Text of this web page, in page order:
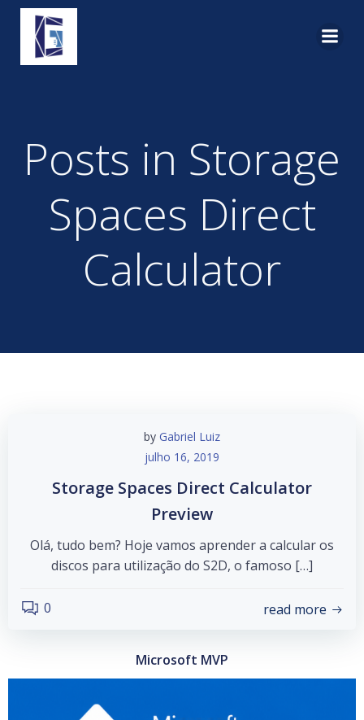
Posts in Storage
Spaces Direct
Calculator
by Gabriel Luiz
julho 16, 2019
Storage Spaces Direct Calculator
Preview
Olá, tudo bem? Hoje vamos aprender a calcular os
discos para utilização do S2D, o famoso […]
0 read more
Microsoft MVP